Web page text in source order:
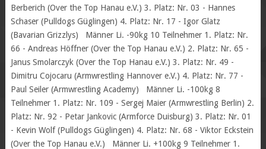
Berberich (Over the Top Hanau e.V.) 3. Platz: Nr. 03 - Hannes
Schaser (Pulldogs Güglingen) 4. Platz: Nr. 17 - Igor Glatz
(Bavarian Grizzlys) Männer Li. -90kg 10 Teilnehmer 1. Platz: Nr.
66 - Andreas Höffner (Over the Top Hanau e.V.) 2. Platz: Nr. 65 -
Janus Smolarczyk (Over the Top Hanau e.V.) 3. Platz: Nr. 49 -
Dimitru Cojocaru (Armwrestling Hannover e.V.) 4. Platz: Nr. 77 -
Paul Seiler (Armwrestling Academy) Männer Li. -100kg 8
Teilnehmer 1. Platz: Nr. 109 - Sergej Maier (Armwrestling Berlin) 2.
Platz: Nr. 92 - Petar Jankovic (Armforce Duisburg) 3. Platz: Nr. 01
- Kevin Wolf (Pulldogs Güglingen) 4. Platz: Nr. 68 - Viktor Eckstein
(Over the Top Hanau e.V.) Männer Li. +100kg 9 Teilnehmer 1.